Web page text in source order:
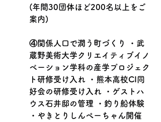
(年間30団体ほど200名以上をご
案内)
④関係人口で潤う町づくり ・武
蔵野美術大学クリエイティブイノ
ベーション学科の産学プロジェク
ト研修受け入れ ・熊本高校CI同
好会の研修受け入れ ・ゲストハ
ウス石井邸の管理 ・釣り船体験
・やきとりしんぺーちゃん開催